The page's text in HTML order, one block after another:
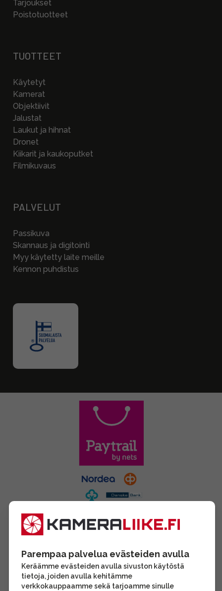
Tarjoukset
Poistotuotteet
TUOTTEET
Käytetyt
Kamerat
Objektiivit
Jalustat
Laukut ja hihnat
Dronet
Kiikarit ja kaukoputket
Filmikuvaus
PALVELUT
Passikuva
Skannaus ja digitointi
Myy käytetty laite meille
Kennon puhdistus
Parempaa palvelua evästeiden avulla
Keräämme evästeiden avulla sivuston käytöstä
tietoja, joiden avulla kehitämme
verkkokauppaamme sekä tarjoamme sinulle